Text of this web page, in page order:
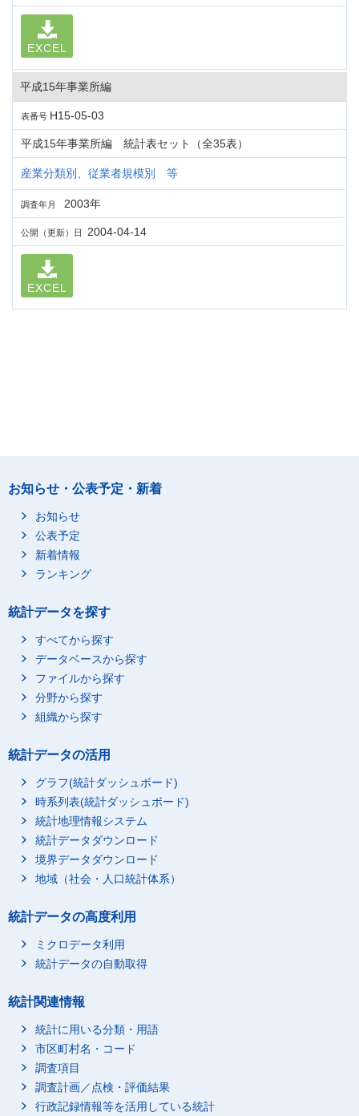
EXCEL
平成15年事業所編
表番号 H15-05-03
平成15年事業所編 統計表セット（全35表）
産業分類別、従業者規模別 等
調査年月 2003年
公開（更新）日 2004-04-14
EXCEL
お知らせ・公表予定・新着
お知らせ
公表予定
新着情報
ランキング
統計データを探す
すべてから探す
データベースから探す
ファイルから探す
分野から探す
組織から探す
統計データの活用
グラフ(統計ダッシュボード)
時系列表(統計ダッシュボード)
統計地理情報システム
統計データダウンロード
境界データダウンロード
地域（社会・人口統計体系）
統計データの高度利用
ミクロデータ利用
統計データの自動取得
統計関連情報
統計に用いる分類・用語
市区町村名・コード
調査項目
調査計画／点検・評価結果
行政記録情報等を活用している統計